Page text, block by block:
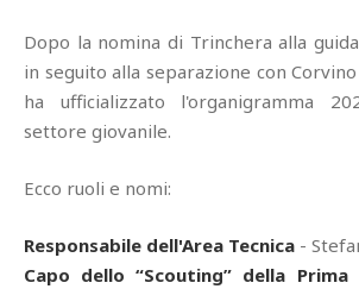
Dopo la nomina di Trinchera alla
in seguito alla separazione con
ha ufficializzato l'organigramma
settore giovanile.
Ecco ruoli e nomi:
Responsabile dell'Area Tecnica -
Capo dello “Scouting” della